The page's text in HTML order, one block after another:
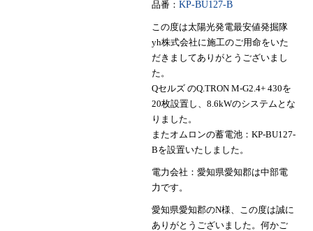
品番： KP-BU127-B
この度は太陽光発電最安値発掘隊
yh株式会社に施工のご用命をいた
だきましてありがとうございまし
た。
Qセルズ のQ.TRON M-G2.4+ 430を
20枚設置し、8.6kWのシステムとな
りました。
またオムロンの蓄電池：KP-BU127-
Bを設置いたしました。
電力会社：愛知県愛知郡は中部電
力です。
愛知県愛知郡のN様、この度は誠に
ありがとうございました。何かご